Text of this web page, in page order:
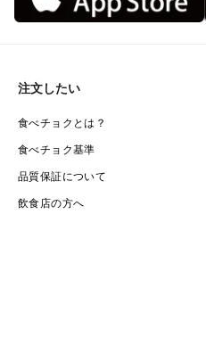
注文したい
食べチョクとは？
食べチョク基準
品質保証について
飲食店の方へ